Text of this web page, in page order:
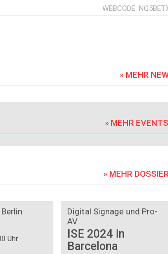
WEBCODE
» MEHR
» MEHR EVENTS
» MEHR
Uhr
Digital Signage und Pro-
AV
ISE 2024 in
Barcelona